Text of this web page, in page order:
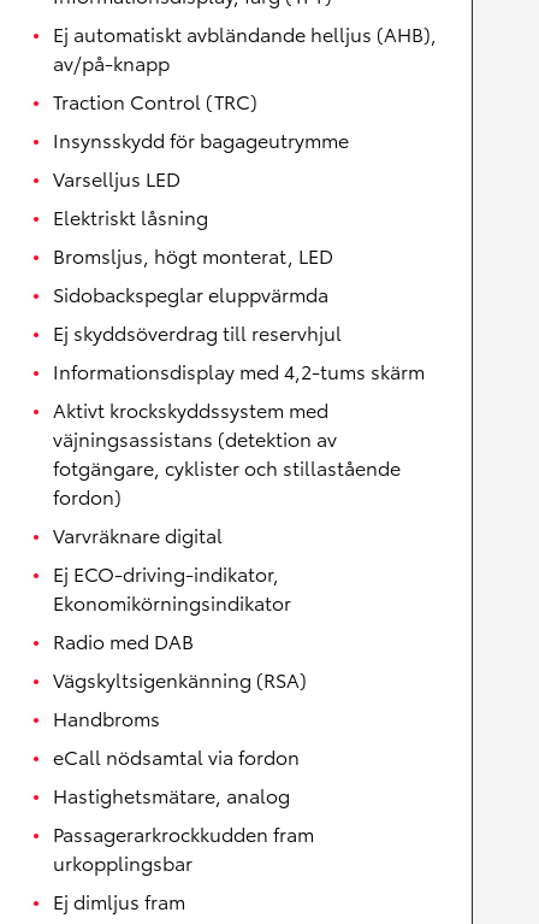
Ej automatiskt avbländande helljus (AHB),
av/på-knapp
Traction Control (TRC)
Insynsskydd för bagageutrymme
Varselljus LED
Elektriskt låsning
Bromsljus, högt monterat, LED
Sidobackspeglar eluppvärmda
Ej skyddsöverdrag till reservhjul
Informationsdisplay med 4,2-tums skärm
Aktivt krockskyddssystem med
väjningsassistans (detektion av
fotgängare, cyklister och stillastående
fordon)
Varvräknare digital
Ej ECO-driving-indikator,
Ekonomikörningsindikator
Radio med DAB
Vägskyltsigenkänning (RSA)
Handbroms
eCall nödsamtal via fordon
Hastighetsmätare, analog
Passagerarkrockkudden fram
urkopplingsbar
Ej dimljus fram